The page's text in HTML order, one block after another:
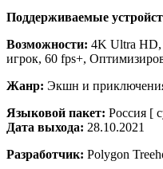
Поддерживаемые
Возможности: 4K Ultra
игрок, 60 fps+,
Жанр: Экшн и
Языковой пакет: Россия [
Дата выхода: 28.10.2021
Разработчик: Polygon